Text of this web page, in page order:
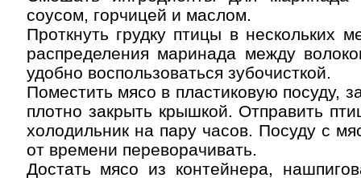
соусом, горчицей и маслом.
Проткнуть грудку птицы в нескольких
распределения маринада между
удобно воспользоваться зубочисткой.
Поместить мясо в пластиковую посуду,
плотно закрыть крышкой. Отправить
холодильник на пару часов. Посуду с
от времени переворачивать.
Достать мясо из контейнера,